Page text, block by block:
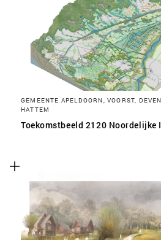
GEMEENTE APELDOORN, VOORST,
HATTEM
Toekomstbeeld 2120 Noordelijke
SLA VOORKEUREN